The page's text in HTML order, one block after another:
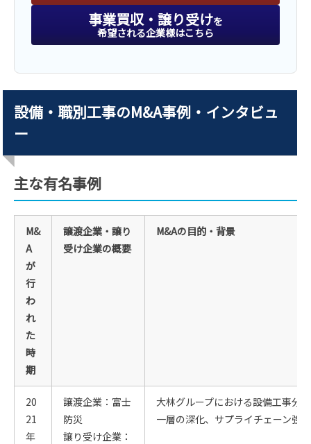
事業買収・譲り受けを
希望される企業様はこちら
設備・職別工事のM&A事例・インタビュ
ー
主な有名事例
M&
A
が
行
わ
れ
た
時
期
譲渡企業・譲り
受け企業の概要
M&Aの目的・背景
20
21
年
譲渡企業：富士
防災
譲り受け企業：
大林グループにおける設備工事分
一層の深化、サプライチェーン強化